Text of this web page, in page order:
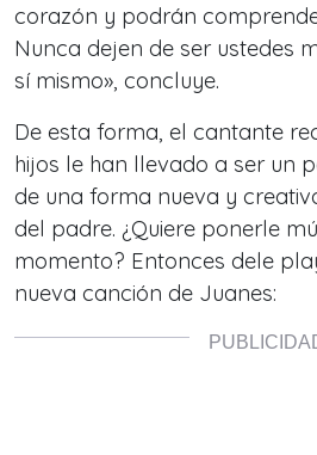
corazón y podrán
Nunca dejen de ser ustedes
sí mismo», concluye.
De esta forma, el cantante
hijos le han llevado a ser un
de una forma nueva y
del padre. ¿Quiere ponerle
momento? Entonces dele
nueva canción de Juanes: